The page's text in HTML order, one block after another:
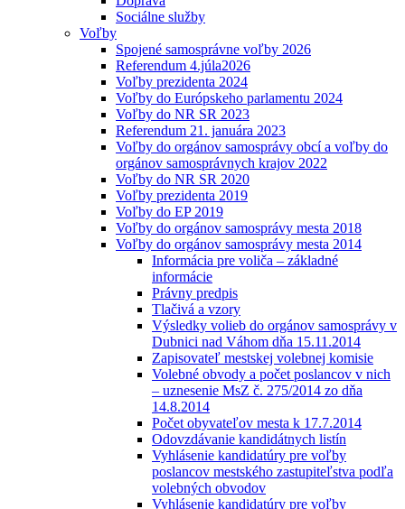
Sociálne služby
Voľby
Spojené samosprávne voľby 2026
Referendum 4.júla2026
Voľby prezidenta 2024
Voľby do Európskeho parlamentu 2024
Voľby do NR SR 2023
Referendum 21. januára 2023
Voľby do orgánov samosprávy obcí a voľby do
orgánov samosprávnych krajov 2022
Voľby do NR SR 2020
Voľby prezidenta 2019
Voľby do EP 2019
Voľby do orgánov samosprávy mesta 2018
Voľby do orgánov samosprávy mesta 2014
Informácia pre voliča – základné
informácie
Právny predpis
Tlačivá a vzory
Výsledky volieb do orgánov samosprávy v
Dubnici nad Váhom dňa 15.11.2014
Zapisovateľ mestskej volebnej komisie
Volebné obvody a počet poslancov v nich
– uznesenie MsZ č. 275/2014 zo dňa
14.8.2014
Počet obyvateľov mesta k 17.7.2014
Odovzdávanie kandidátnych listín
Vyhlásenie kandidatúry pre voľby
poslancov mestského zastupiteľstva podľa
volebných obvodov
Vyhlásenie kandidatúry pre voľby